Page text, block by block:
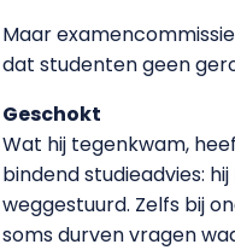
Maar
dat studenten geen
Geschokt
Wat hij tegenkwam,
bindend studieadvies:
weggestuurd. Zelfs bij
soms durven vragen